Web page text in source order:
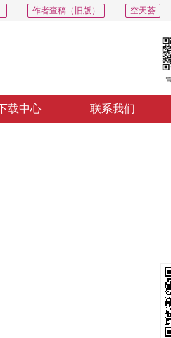
空天荟
作者查稿（旧版）
载中心 联系我们